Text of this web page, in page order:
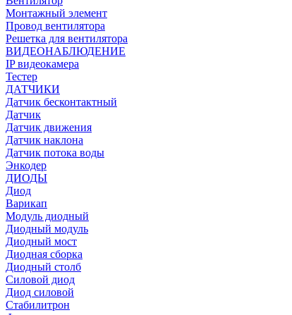
Монтажный элемент
Провод вентилятора
Решетка для вентилятора
ВИДЕОНАБЛЮДЕНИЕ
IP видеокамера
Тестер
ДАТЧИКИ
Датчик бесконтактный
Датчик
Датчик движения
Датчик наклона
Датчик потока воды
Энкодер
ДИОДЫ
Диод
Варикап
Модуль диодный
Диодный модуль
Диодный мост
Диодная сборка
Диодный столб
Силовой диод
Диод силовой
Стабилитрон